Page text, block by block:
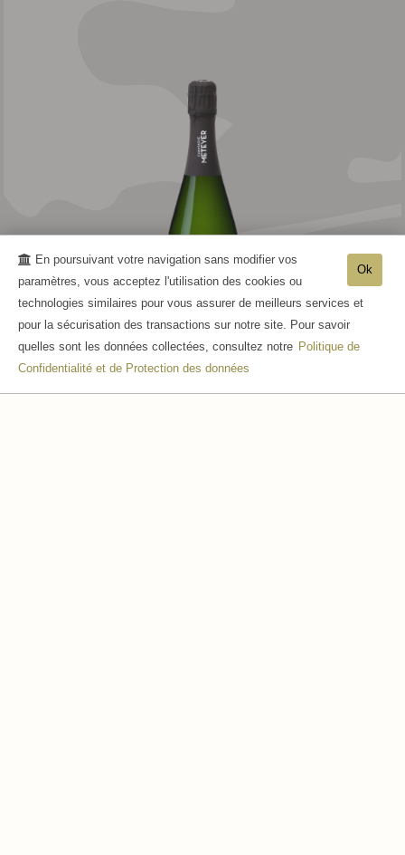
RÉSERVE
Ok
En poursuivant votre navigation sans modifier vos
paramètres, vous acceptez l'utilisation des cookies ou
technologies similaires pour vous assurer de meilleurs services et
pour la sécurisation des transactions sur notre site. Pour savoir
quelles sont les données collectées, consultez notre Politique de
Confidentialité et de Protection des données